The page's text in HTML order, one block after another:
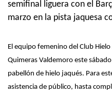
semifinal liguera con el
marzo en la pista jaquesa
El equipo femenino del Club Hielo
Quimeras Valdemoro este
pabellón de hielo jaqués. Para
asistencia de público, hasta